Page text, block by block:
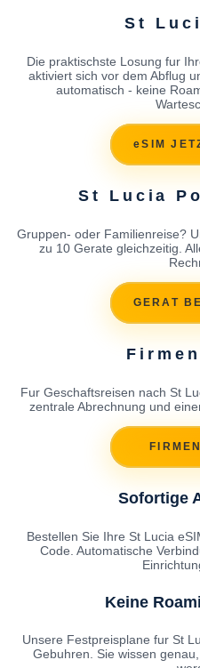
St
Die praktischste Losung fur
aktiviert sich vor dem Abflug
automatisch - keine
eSIM
St Lucia
Gruppen- oder Familienreise?
zu 10 Gerate gleichzeitig.
GERAT
Fur Geschaftsreisen nach St
zentrale Abrechnung und
Sofortige
Bestellen Sie Ihre St Lucia
Code. Automatische
Keine
Unsere Festpreisplane fur St
Gebuhren. Sie wissen